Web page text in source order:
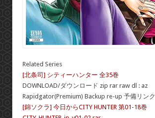
Related Series
[北条司] シティーハンター 全35巻
DOWNLOAD/ダウンロード zip rar raw dl : az
Rapidgator(Premium) Backup re-up 予備リンク
[錦ソクラ] 今日からCITY HUNTER 第01-18巻